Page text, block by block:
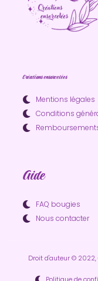
Créations ensorcelées
Mentions légales
Conditions
Aide
FAQ bougies
Nous contacter
Droit d'auteur ©